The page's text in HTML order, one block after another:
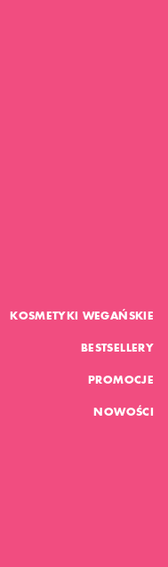
KOSMETYKI WEGAŃSKIE
BESTSELLERY
PROMOCJE
NOWOŚCI